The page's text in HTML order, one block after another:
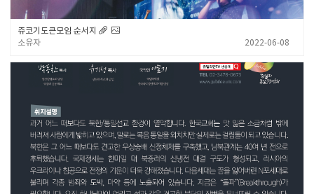
쥬코기도큰모임 순서지
소유자
2022-06-08